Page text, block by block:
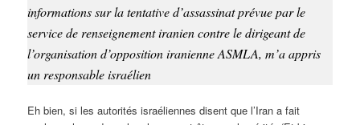
informations sur la tentative d’assassinat prévue par le
service de renseignement iranien contre le dirigeant de
l’organisation d’opposition iranienne ASMLA, m’a appris
un responsable israélien
Eh bien, si les autorités israéliennes disent que l’Iran a fait